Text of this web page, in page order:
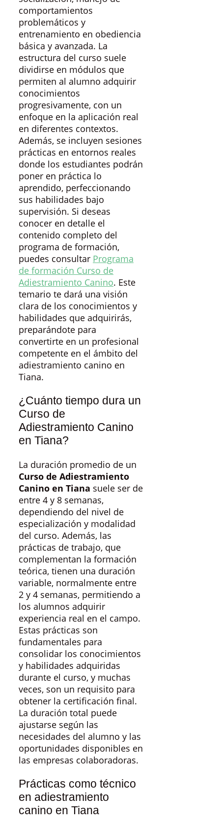
comportamientos
problemáticos y
entrenamiento en obediencia
básica y avanzada. La
estructura del curso suele
dividirse en módulos que
permiten al alumno adquirir
conocimientos
progresivamente, con un
enfoque en la aplicación real
en diferentes contextos.
Además, se incluyen sesiones
prácticas en entornos reales
donde los estudiantes podrán
poner en práctica lo
aprendido, perfeccionando
sus habilidades bajo
supervisión. Si deseas
conocer en detalle el
contenido completo del
programa de formación,
puedes consultar Programa
de formación Curso de
Adiestramiento Canino. Este
temario te dará una visión
clara de los conocimientos y
habilidades que adquirirás,
preparándote para
convertirte en un profesional
competente en el ámbito del
adiestramiento canino en
Tiana.
¿Cuánto tiempo dura un
Curso de
Adiestramiento Canino
en Tiana?
La duración promedio de un
Curso de Adiestramiento
Canino en Tiana suele ser de
entre 4 y 8 semanas,
dependiendo del nivel de
especialización y modalidad
del curso. Además, las
prácticas de trabajo, que
complementan la formación
teórica, tienen una duración
variable, normalmente entre
2 y 4 semanas, permitiendo a
los alumnos adquirir
experiencia real en el campo.
Estas prácticas son
fundamentales para
consolidar los conocimientos
y habilidades adquiridas
durante el curso, y muchas
veces, son un requisito para
obtener la certificación final.
La duración total puede
ajustarse según las
necesidades del alumno y las
oportunidades disponibles en
las empresas colaboradoras.
Prácticas como técnico
en adiestramiento
canino en Tiana